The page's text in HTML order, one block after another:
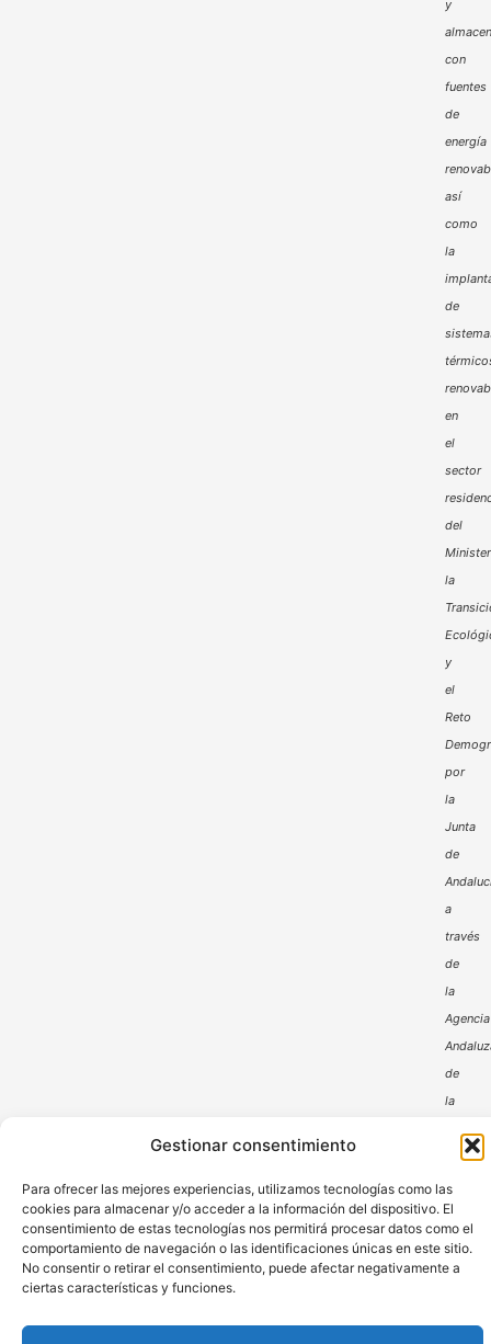
Gestionar consentimiento
Para ofrecer las mejores experiencias, utilizamos tecnologías como las
cookies para almacenar y/o acceder a la información del dispositivo. El
consentimiento de estas tecnologías nos permitirá procesar datos como el
comportamiento de navegación o las identificaciones únicas en este sitio.
No consentir o retirar el consentimiento, puede afectar negativamente a
ciertas características y funciones.
y
con
fuentes
de
energía
así
como
la
de
en
el
sector
del
la
y
el
Reto
por
la
Junta
de
a
través
de
la
Agencia
de
la
Aviso Legal Política de Privacidad